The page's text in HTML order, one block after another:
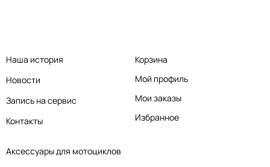
Аксессуары для мотоциклов
Наша история
Новости
Запись на сервис
Контакты
Корзина
Мой профиль
Мои заказы
Избранное